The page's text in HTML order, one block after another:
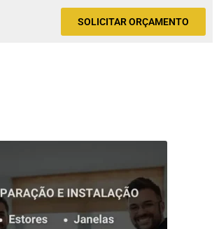
SOLICITAR ORÇAMENTO